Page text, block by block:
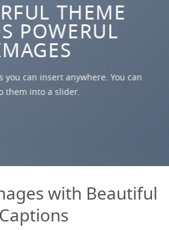
THEME
POWERUL
you can insert anywhere. You can
them into a slider.
with Beautiful
Captions